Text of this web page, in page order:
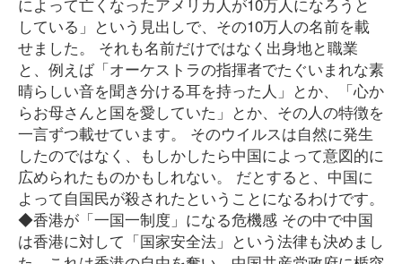
している」という見出しで、その10万人の名前を載
せました。 それも名前だけではなく出身地と職業
と、例えば「オーケストラの指揮者でたぐいまれな素
晴らしい音を聞き分ける耳を持った人」とか、「心か
らお母さんと国を愛していた」とか、その人の特徴を
一言ずつ載せています。 そのウイルスは自然に発生
したのではなく、もしかしたら中国によって意図的に
広められたものかもしれない。 だとすると、中国に
よって自国民が殺されたということになるわけです。
◆香港が「一国一制度」になる危機感 その中で中国
は香港に対して「国家安全法」という法律も決めまし